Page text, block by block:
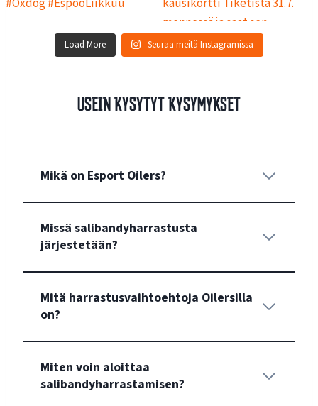
Load More Seuraa meitä Instagramissa
Usein kysytyt kysymykset
Mikä on Esport Oilers?
Missä salibandyharrastusta
järjestetään?
Mitä harrastusvaihtoehtoja Oilersilla
on?
Miten voin aloittaa
salibandyharrastamisen?